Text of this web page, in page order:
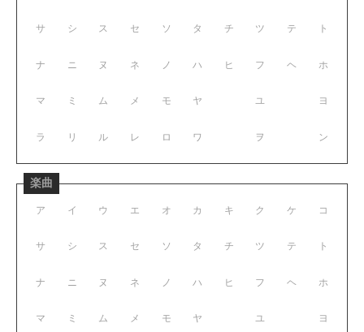
サ シ ス セ ソ
ナ ニ ヌ ネ ノ
マ ミ ム メ モ
ラ リ ル レ ロ
タ チ ツ テ ト
ハ ヒ フ ヘ ホ
ヤ ユ ヨ
ワ ヲ ン
楽曲
ア イ ウ エ オ
サ シ ス セ ソ
ナ ニ ヌ ネ ノ
マ ミ ム メ モ
カ キ ク ケ コ
タ チ ツ テ ト
ハ ヒ フ ヘ ホ
ヤ ユ ヨ